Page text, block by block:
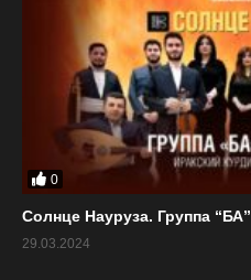
0
Солнце Науруза. Группа “БА”
29.03.2024